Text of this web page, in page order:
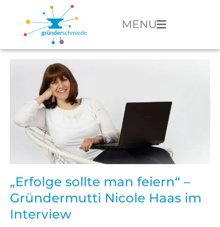
MENU
„Erfolge sollte man feiern“ –
Gründermutti Nicole Haas im
Interview